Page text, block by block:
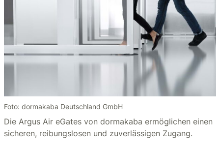
Foto: dormakaba Deutschland GmbH
Die Argus Air eGates von dormakaba ermöglichen einen
sicheren, reibungslosen und zuverlässigen Zugang.